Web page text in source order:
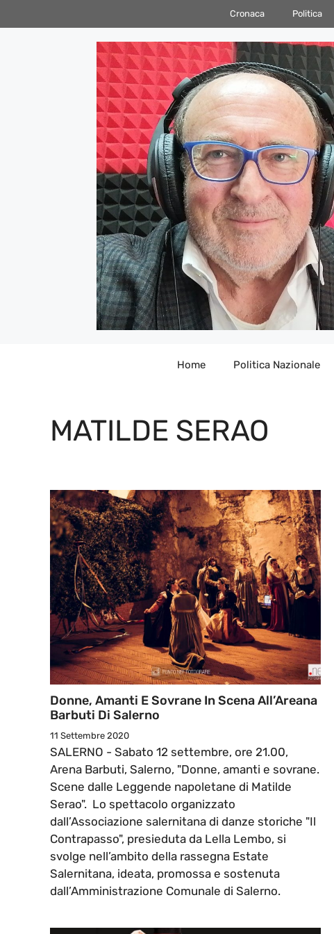
al
Cronaca Politica
Home Politica Nazionale
MATILDE SERAO
Donne, Amanti E Sovrane In Scena All’Areana
Barbuti Di Salerno
11 Settembre 2020
SALERNO - Sabato 12 settembre, ore 21.00,
Arena Barbuti, Salerno, "Donne, amanti e sovrane.
Scene dalle Leggende napoletane di Matilde
Serao". Lo spettacolo organizzato
dall’Associazione salernitana di danze storiche "Il
Contrapasso", presieduta da Lella Lembo, si
svolge nell’ambito della rassegna Estate
Salernitana, ideata, promossa e sostenuta
dall’Amministrazione Comunale di Salerno.